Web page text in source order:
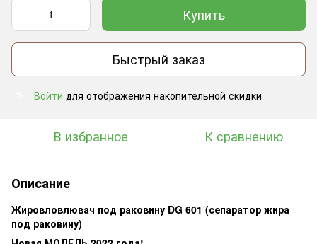
Купить
Быстрый заказ
Войти для отображения накопительной скидки
В избранное К сравнению
Описание
Жировловлювач под раковину DG 601 (сепаратор жира
под раковину)